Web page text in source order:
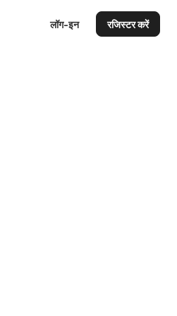
लॉग-इन रजिस्टर करें